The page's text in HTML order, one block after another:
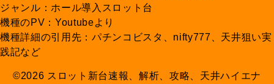
ジャンル：ホール導入スロット台
機種のPV：Youtubeより
機種詳細の引用先：パチンコビスタ、nifty777、天井狙い実
践記など
©2026 スロット新台速報、解析、攻略、天井ハイエナ